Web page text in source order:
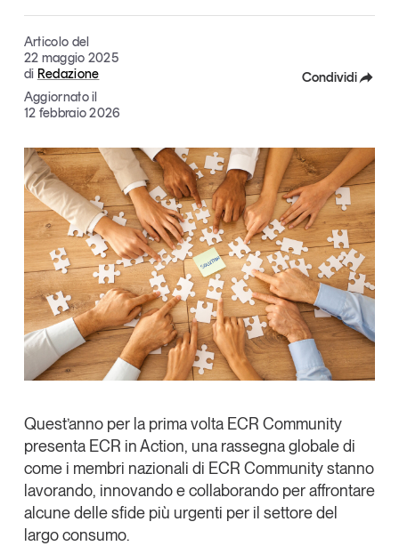
Magazine
Articoli
Opinioni
Il Numero
Interviste
Comunicati stampa
Video
Podcast
Tutti gli studi e le ricerche
Eventi e formazione
Tutti gli appuntamenti
Contatti
Tendenze Journal
La nostra newsletter nella tua email
Iscriviti
Articolo del
22 maggio 2025
di Redazione
Aggiornato il
12 febbraio 2026
Condividi
X
Linkedin
Copia Link
Quest’anno per la prima volta ECR Community
presenta ECR in Action, una rassegna globale di
come i membri nazionali di ECR Community stanno
lavorando, innovando e collaborando per affrontare
alcune delle sfide più urgenti per il settore del
largo consumo.